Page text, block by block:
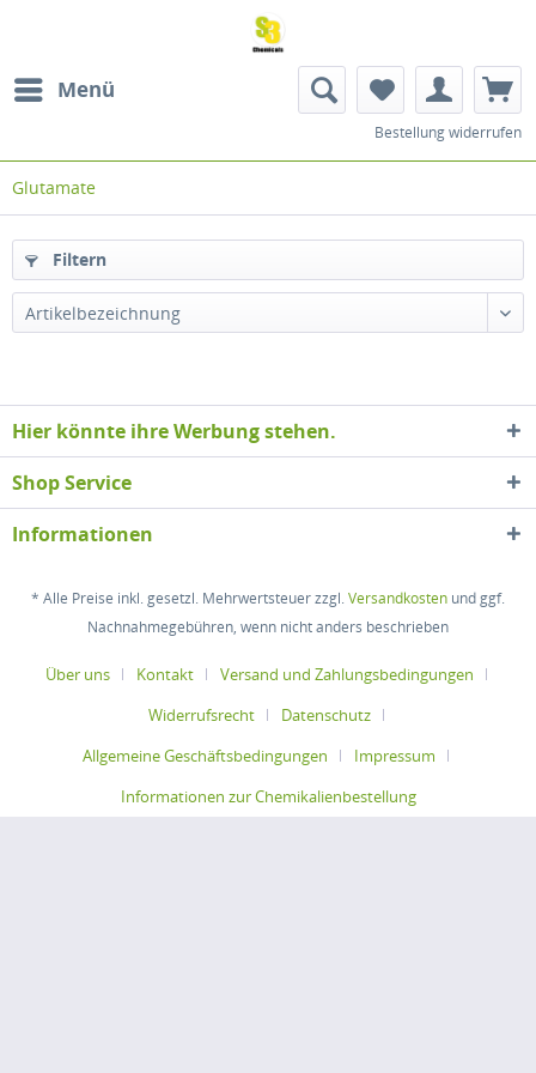
Menü
Bestellung widerrufen
Glutamate
Filtern
Artikelbezeichnung
Hier könnte ihre Werbung stehen.
Shop Service
Informationen
* Alle Preise inkl. gesetzl. Mehrwertsteuer zzgl.Versandkosten und ggf.
Nachnahmegebühren, wenn nicht anders beschrieben
Über uns Kontakt
Versand und Zahlungsbedingungen
Widerrufsrecht
Datenschutz
Allgemeine Geschäftsbedingungen
Impressum
Informationen zur Chemikalienbestellung